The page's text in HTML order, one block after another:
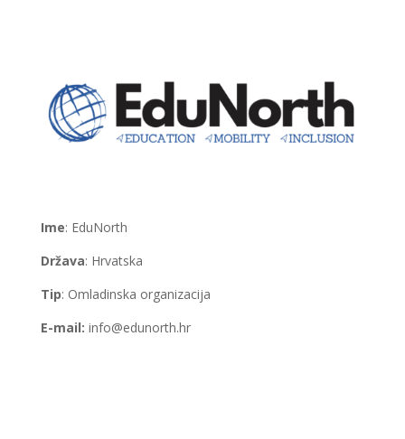
Ime: EduNorth
Država: Hrvatska
Tip: Omladinska organizacija
E-mail: info@edunorth.hr